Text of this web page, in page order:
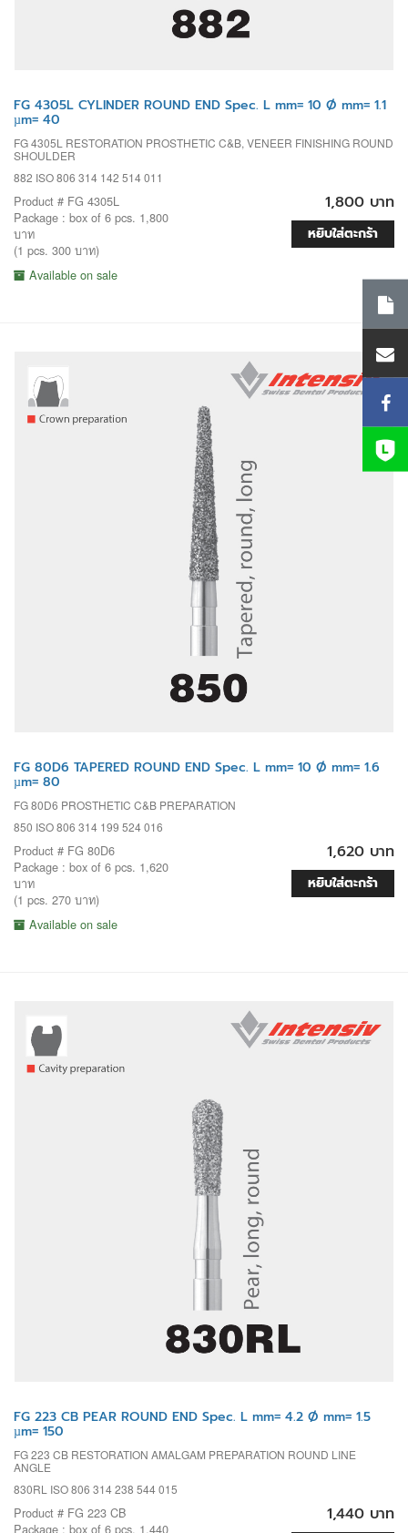
FG 4305L CYLINDER ROUND END Spec. L mm= 10 Ø mm= 1.1
µm= 40
FG 4305L RESTORATION PROSTHETIC C&B, VENEER FINISHING ROUND
SHOULDER
882 ISO 806 314 142 514 011
Product # FG 4305L
Package : box of 6 pcs. 1,800
บาท
(1 pcs. 300 บาท)
Available on sale
1,800 บาท
หยิบใส่ตะกร้า
FG 80D6 TAPERED ROUND END Spec. L mm= 10 Ø mm= 1.6
µm= 80
FG 80D6 PROSTHETIC C&B PREPARATION
850 ISO 806 314 199 524 016
Product # FG 80D6
Package : box of 6 pcs. 1,620
บาท
(1 pcs. 270 บาท)
Available on sale
1,620 บาท
หยิบใส่ตะกร้า
FG 223 CB PEAR ROUND END Spec. L mm= 4.2 Ø mm= 1.5
µm= 150
FG 223 CB RESTORATION AMALGAM PREPARATION ROUND LINE
ANGLE
830RL ISO 806 314 238 544 015
Product # FG 223 CB
Package : box of 6 pcs. 1,440
1,440 บาท